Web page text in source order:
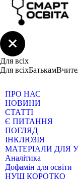
Для всіх
Для всіхБатькам
ПРО НАС
НОВИНИ
СТАТТІ
Є ПИТАННЯ
ПОГЛЯД
ІНКЛЮЗІЯ
МАТЕРІАЛИ ДЛЯ
Аналітика
Дофамін для освіти
НУШ КОРОТКО